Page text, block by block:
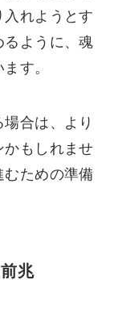
れようとす
るように、魂
す。
合は、より
かもしれませ
むための準備
兆